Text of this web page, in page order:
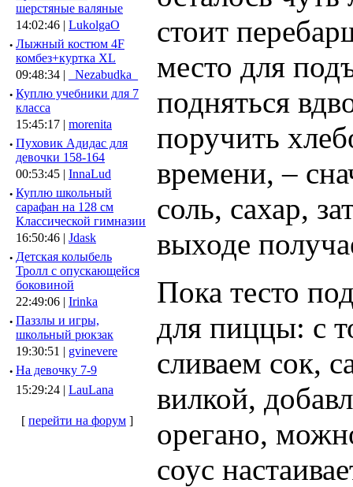
шерстяные валяные
14:02:46 | LukolgaO
· Лыжный костюм 4F
комбез+куртка XL
09:48:34 |
_Nezabudka_
· Куплю учебники для 7
класса
15:45:17 | morenita
· Пуховик Адидас для
девочки 158-164
00:53:45 | InnaLud
· Куплю школьный
сарафан на 128 см
Классической гимназии
16:50:46 | Jdask
· Детская колыбель
Тролл с опускающейся
боковиной
22:49:06 | Irinka
· Паззлы и игры,
школьный рюкзак
19:30:51 | gvinevere
· Hа девочку 7-9
15:29:24 | LauLana
[ перейти на форум ]
стоит
место для
подняться
поручить
времени, –
соль, сахар,
выходе
Пока тесто
для пиццы: с
сливаем сок,
вилкой,
орегано,
соус